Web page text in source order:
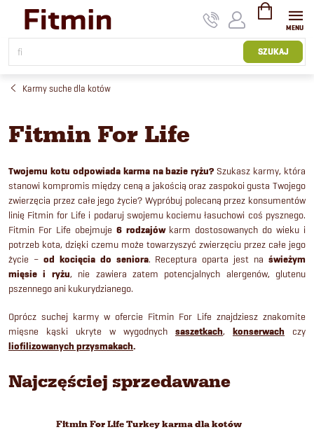
treści
SZUKAJ
KOSZYK
Karmy suche dla kotów
Fitmin For Life
Twojemu kotu odpowiada karma na bazie ryżu?Szukasz karmy, która
stanowi kompromis między ceną a jakością oraz zaspokoi gusta Twojego
zwierzęcia przez całe jego życie? Wypróbuj polecaną przez konsumentów
linię Fitmin for Life i podaruj swojemu kociemu łasuchowi coś pysznego.
Fitmin For Life obejmuje 6 rodzajówkarm dostosowanych do wieku i
potrzeb kota, dzięki czemu może towarzyszyć zwierzęciu przez całe jego
życie – od kocięcia do seniora. Receptura oparta jest naświeżym
mięsie i ryżu, nie zawiera zatem potencjalnych alergenów, glutenu
pszennego ani kukurydzianego.
Oprócz suchej karmy w ofercie Fitmin For Life znajdziesz znakomite
mięsne kąski ukryte w wygodnych saszetkach, konserwach czy
liofilizowanych przysmakach.
Najczęściej sprzedawane
Fitmin For Life Turkey karma dla kotów